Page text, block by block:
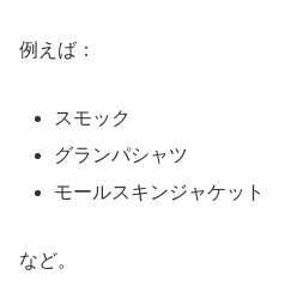
例えば：
スモック
グランパシャツ
モールスキンジャケット
など。